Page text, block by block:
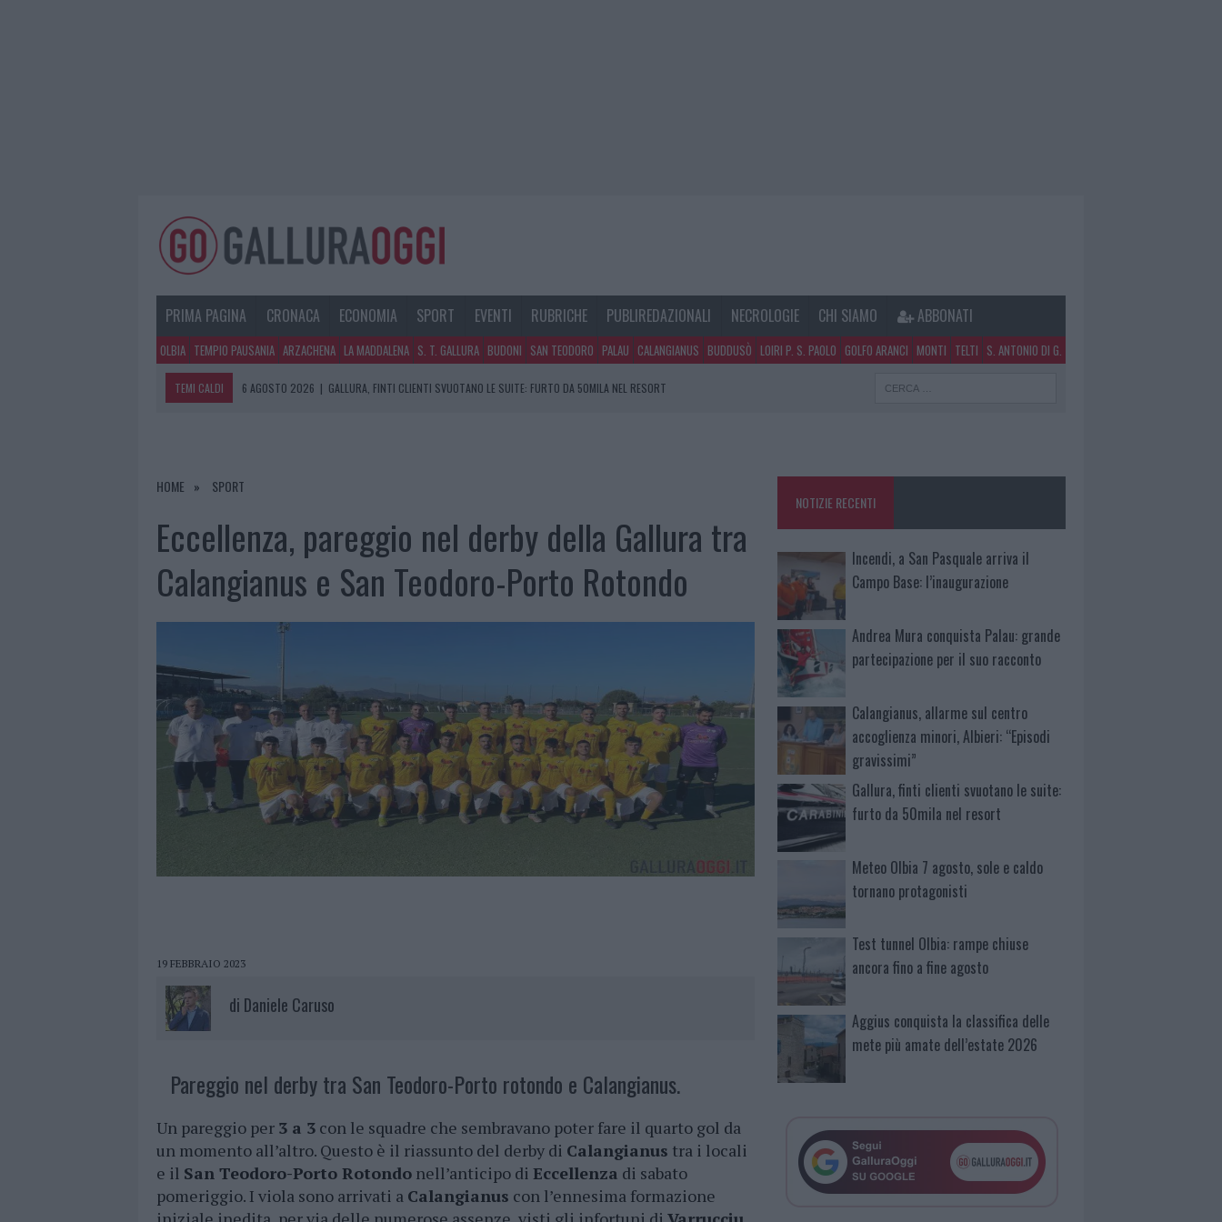
PRIMA PAGINA CRONACA ECONOMIA SPORT EVENTI RUBRICHE PUBLIREDAZIONALI NECROLOGIE CHI SIAMO ABBONATI
OLBIA TEMPIO PAUSANIA ARZACHENA LA MADDALENA S. T. GALLURA BUDONI SAN TEODORO PALAU CALANGIANUS BUDDUSÒ LOIRI P. S. PAOLO GOLFO ARANCI MONTI TELTI S. ANTONIO DI G.
TEMI CALDI 6 AGOSTO 2026 | GALLURA, FINTI CLIENTI SVUOTANO LE SUITE: FURTO DA 50MILA NEL RESORT
6 AGOSTO 2026
HOME SPORT
Eccellenza, pareggio nel derby della Gallura tra
Calangianus e San Teodoro-Porto Rotondo
19 FEBBRAIO 2023
di Daniele Caruso
Pareggio nel derby tra San Teodoro-Porto rotondo e Calangianus.
Un pareggio per 3 a 3 con le squadre che sembravano poter fare il quarto gol da
un momento all’altro. Questo è il riassunto del derby di Calangianus tra i locali
e il San Teodoro-Porto Rotondo nell’anticipo di Eccellenza di sabato
pomeriggio. I viola sono arrivati a Calangianus con l’ennesima formazione
NOTIZIE RECENTI
Incendi, a San Pasquale arriva il
Campo Base: l’inaugurazione
Andrea Mura conquista Palau: grande
partecipazione per il suo racconto
Calangianus, allarme sul centro
accoglienza minori, Albieri: “Episodi
gravissimi”
Gallura, finti clienti svuotano le suite:
furto da 50mila nel resort
Meteo Olbia 7 agosto, sole e caldo
tornano protagonisti
Test tunnel Olbia: rampe chiuse
ancora fino a fine agosto
Aggius conquista la classifica delle
mete più amate dell’estate 2026